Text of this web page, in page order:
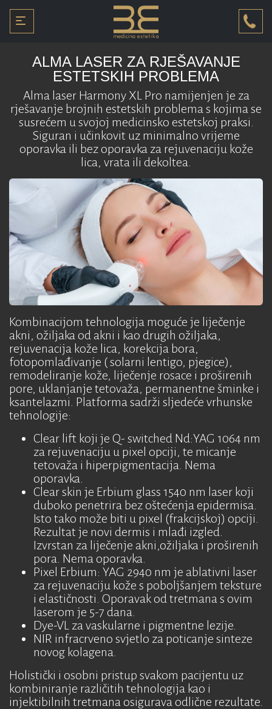
POČETNA
KEMIJSKI
PILING
MEZOTERAPIJA
SKINBOOSTER
PROFHILO
RADIOFREKVENCIJA
LICA I TIJELA
MIKRODERMOABRAZIJA
POMLAĐIVANJE
KRVLJU
ALMA LASER
ZA
RJEŠAVANJE
ESTETSKIH
PROBLEMA
TERAPIJA
BORA
SE
DR.
ALMA LASER ZA RJEŠAVANJE
ESTETSKIH PROBLEMA
Alma laser Harmony XL Pro namijenjen je za
rješavanje brojnih estetskih problema s kojima se
susrećem u svojoj medicinsko estetskoj praksi.
Siguran i učinkovit uz minimalno vrijeme
oporavka ili bez oporavka za rejuvenaciju kože
lica, vrata ili dekoltea.
Kombinacijom tehnologija moguće je liječenje
akni, ožiljaka od akni i kao drugih ožiljaka,
rejuvenacija kože lica, korekcija bora,
fotopomlađivanje ( solarni lentigo, pjegice),
remodeliranje kože, liječenje rosace i proširenih
pore, uklanjanje tetovaža, permanentne šminke i
ksantelazmi. Platforma sadrži sljedeće vrhunske
tehnologije:
Clear lift koji je Q- switched Nd:YAG 1064 nm
za rejuvenaciju u pixel opciji, te micanje
tetovaža i hiperpigmentacija. Nema
oporavka.
Clear skin je Erbium glass 1540 nm laser koji
duboko penetrira bez oštećenja epidermisa.
Isto tako može biti u pixel (frakcijskoj) opciji.
Rezultat je novi dermis i mlađi izgled.
Izvrstan za liječenje akni,ožiljaka i proširenih
pora. Nema oporavka.
Pixel Erbium: YAG 2940 nm je ablativni laser
za rejuvenaciju kože s poboljšanjem teksture
i elastičnosti. Oporavak od tretmana s ovim
laserom je 5-7 dana.
Dye-VL za vaskularne i pigmentne lezije.
NIR infracrveno svjetlo za poticanje sinteze
novog kolagena.
Holistički i osobni pristup svakom pacijentu uz
kombiniranje različitih tehnologija kao i
injektibilnih tretmana osigurava odlične rezultate.